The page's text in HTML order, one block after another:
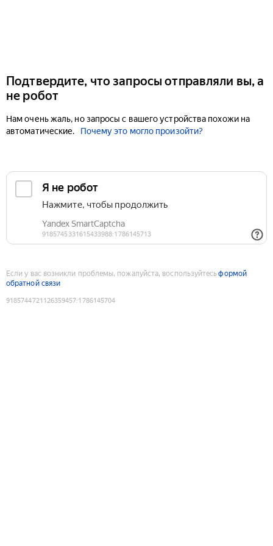
Подтвердите, что запросы отправляли вы, а
не робот
Нам очень жаль, но запросы с вашего устройства похожи на
автоматические.
Почему это могло произойти?
Если у вас возникли проблемы, пожалуйста, воспользуйтесьформой
обратной связи
9185744721126359457:1786145704